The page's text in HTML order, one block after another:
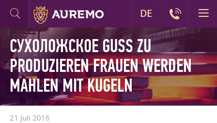
СУХОЛОЖСКОЕ GUSS ZU
PRODUZIEREN FRAUEN WERDEN
MAHLEN MIT KUGELN
21 Juli 2016
DE